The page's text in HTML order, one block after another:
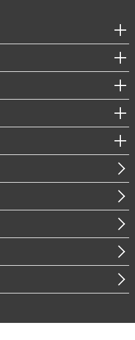
アンス）・防災（政策）
ートシティ